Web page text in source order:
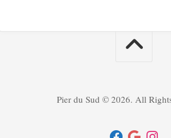
Pier du Sud © 2026. All